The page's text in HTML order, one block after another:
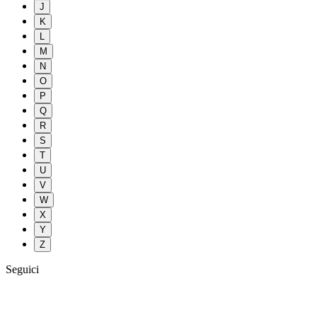
J
K
L
M
N
O
P
Q
R
S
T
U
V
W
X
Y
Z
Seguici